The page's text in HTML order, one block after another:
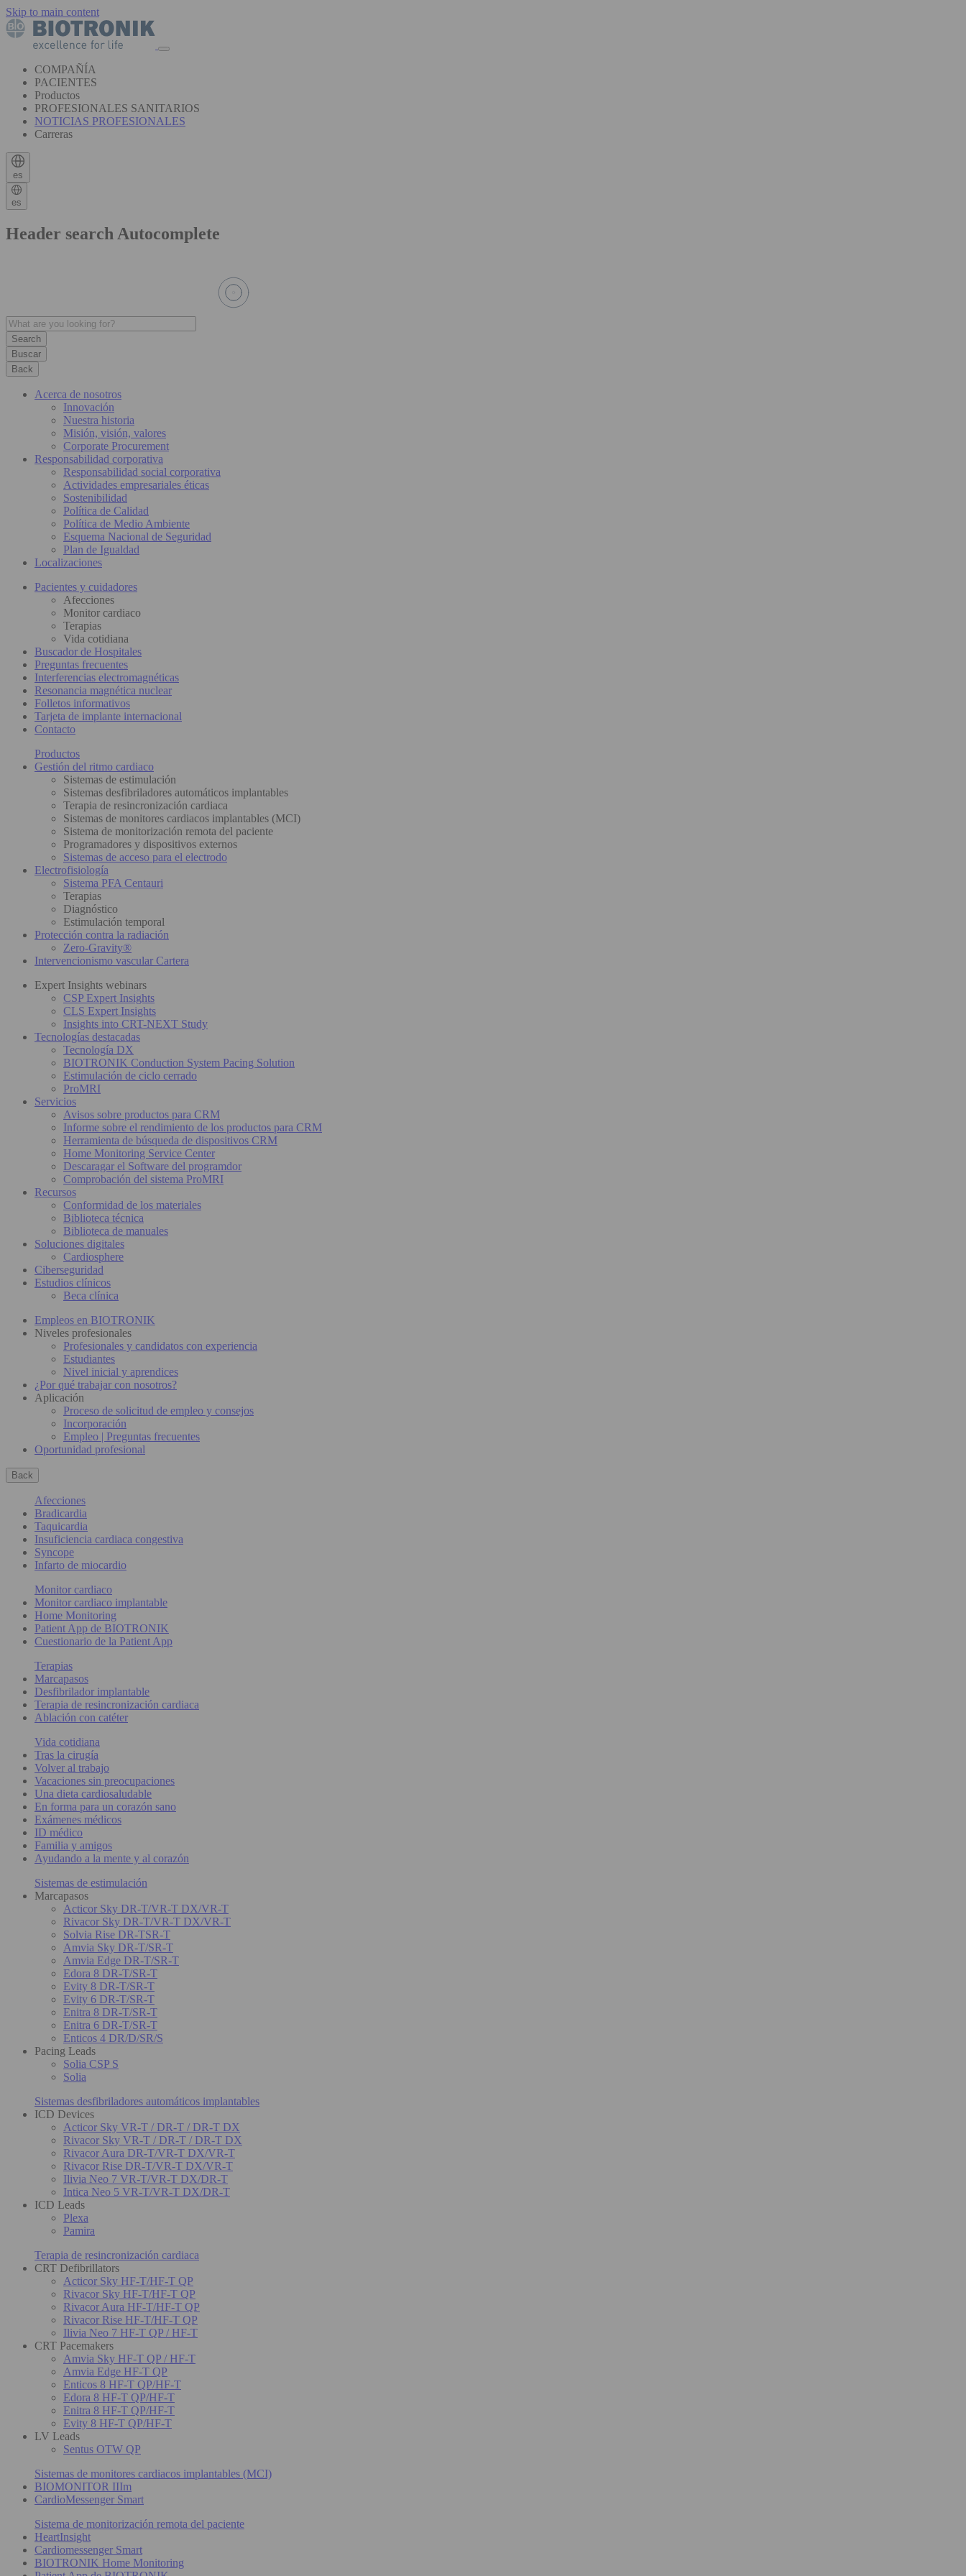
Skip to main content
COMPAÑÍA
PACIENTES
Productos
PROFESIONALES SANITARIOS
NOTICIAS PROFESIONALES
Carreras
es
es
Header search Autocomplete
Buscar
Back
Acerca de nosotros
Innovación
Nuestra historia
Misión, visión, valores
Corporate Procurement
Responsabilidad corporativa
Responsabilidad social corporativa
Actividades empresariales éticas
Sostenibilidad
Política de Calidad
Política de Medio Ambiente
Esquema Nacional de Seguridad
Plan de Igualdad
Localizaciones
Pacientes y cuidadores
Afecciones
Monitor cardiaco
Terapias
Vida cotidiana
Buscador de Hospitales
Preguntas frecuentes
Interferencias electromagnéticas
Resonancia magnética nuclear
Folletos informativos
Tarjeta de implante internacional
Contacto
Productos
Gestión del ritmo cardiaco
Sistemas de estimulación
Sistemas desfibriladores automáticos implantables
Terapia de resincronización cardiaca
Sistemas de monitores cardiacos implantables (MCI)
Sistema de monitorización remota del paciente
Programadores y dispositivos externos
Sistemas de acceso para el electrodo
Electrofisiología
Sistema PFA Centauri
Terapias
Diagnóstico
Estimulación temporal
Protección contra la radiación
Zero-Gravity®
Intervencionismo vascular Cartera
Expert Insights webinars
CSP Expert Insights
CLS Expert Insights
Insights into CRT-NEXT Study
Tecnologías destacadas
Tecnología DX
BIOTRONIK Conduction System Pacing Solution
Estimulación de ciclo cerrado
ProMRI
Servicios
Avisos sobre productos para CRM
Informe sobre el rendimiento de los productos para CRM
Herramienta de búsqueda de dispositivos CRM
Home Monitoring Service Center
Descaragar el Software del programdor
Comprobación del sistema ProMRI
Recursos
Conformidad de los materiales
Biblioteca técnica
Biblioteca de manuales
Soluciones digitales
Cardiosphere
Ciberseguridad
Estudios clínicos
Beca clínica
Empleos en BIOTRONIK
Niveles profesionales
Profesionales y candidatos con experiencia
Estudiantes
Nivel inicial y aprendices
¿Por qué trabajar con nosotros?
Aplicación
Proceso de solicitud de empleo y consejos
Incorporación
Empleo | Preguntas frecuentes
Oportunidad profesional
Back
Afecciones
Bradicardia
Taquicardia
Insuficiencia cardiaca congestiva
Syncope
Infarto de miocardio
Monitor cardiaco
Monitor cardiaco implantable
Home Monitoring
Patient App de BIOTRONIK
Cuestionario de la Patient App
Terapias
Marcapasos
Desfibrilador implantable
Terapia de resincronización cardiaca
Ablación con catéter
Vida cotidiana
Tras la cirugía
Volver al trabajo
Vacaciones sin preocupaciones
Una dieta cardiosaludable
En forma para un corazón sano
Exámenes médicos
ID médico
Familia y amigos
Ayudando a la mente y al corazón
Sistemas de estimulación
Marcapasos
Acticor Sky DR-T/VR-T DX/VR-T
Rivacor Sky DR-T/VR-T DX/VR-T
Solvia Rise DR-TSR-T
Amvia Sky DR-T/SR-T
Amvia Edge DR-T/SR-T
Edora 8 DR-T/SR-T
Evity 8 DR-T/SR-T
Evity 6 DR-T/SR-T
Enitra 8 DR-T/SR-T
Enitra 6 DR-T/SR-T
Enticos 4 DR/D/SR/S
Pacing Leads
Solia CSP S
Solia
Sistemas desfibriladores automáticos implantables
ICD Devices
Acticor Sky VR-T / DR-T / DR-T DX
Rivacor Sky VR-T / DR-T / DR-T DX
Rivacor Aura DR-T/VR-T DX/VR-T
Rivacor Rise DR-T/VR-T DX/VR-T
Ilivia Neo 7 VR-T/VR-T DX/DR-T
Intica Neo 5 VR-T/VR-T DX/DR-T
ICD Leads
Plexa
Pamira
Terapia de resincronización cardiaca
CRT Defibrillators
Acticor Sky HF-T/HF-T QP
Rivacor Sky HF-T/HF-T QP
Rivacor Aura HF-T/HF-T QP
Rivacor Rise HF-T/HF-T QP
Ilivia Neo 7 HF-T QP / HF-T
CRT Pacemakers
Amvia Sky HF-T QP / HF-T
Amvia Edge HF-T QP
Enticos 8 HF-T QP/HF-T
Edora 8 HF-T QP/HF-T
Enitra 8 HF-T QP/HF-T
Evity 8 HF-T QP/HF-T
LV Leads
Sentus OTW QP
Sistemas de monitores cardiacos implantables (MCI)
BIOMONITOR IIIm
CardioMessenger Smart
Sistema de monitorización remota del paciente
HeartInsight
Cardiomessenger Smart
BIOTRONIK Home Monitoring